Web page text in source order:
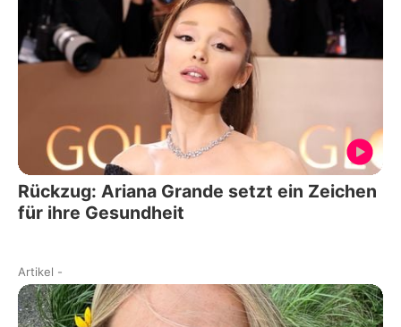
Rückzug: Ariana Grande setzt ein Zeichen
für ihre Gesundheit
Artikel -